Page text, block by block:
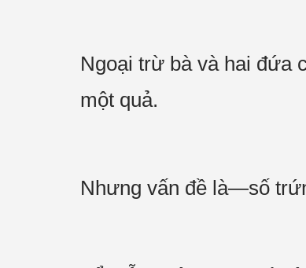
Ngoại trừ bà và hai đứa
một quả.
Nhưng vấn đề là—số